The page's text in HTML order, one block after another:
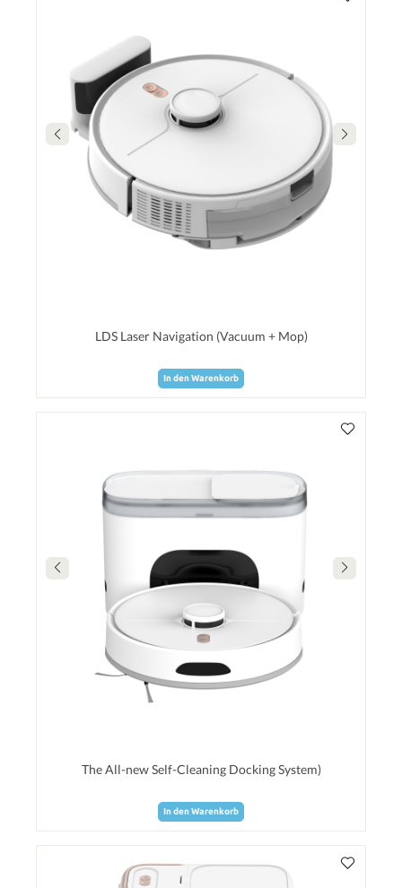
LDS Laser Navigation (Vacuum + Mop)
In den Warenkorb
The All-new Self-Cleaning Docking System)
In den Warenkorb